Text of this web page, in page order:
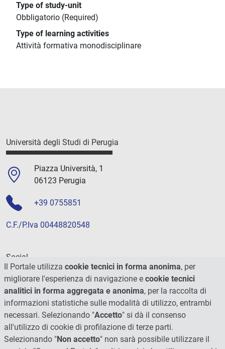
Type of study-unit
Obbligatorio (Required)
Type of learning activities
Attività formativa monodisciplinare
Università degli Studi di Perugia
Piazza Università, 1
06123 Perugia
+39 0755851
C.F./P.Iva 00448820548
Social
Il Portale utilizza cookie tecnici in forma anonima, per
migliorare l'esperienza di navigazione e cookie tecnici
analitici in forma aggregata e anonima, per la raccolta di
informazioni statistiche sulle modalità di utilizzo, entrambi
necessari. Selezionando "Accetto" si dà il consenso
all'utilizzo di cookie di profilazione di terze parti.
Selezionando "Non accetto" non sarà possibile utilizzare il